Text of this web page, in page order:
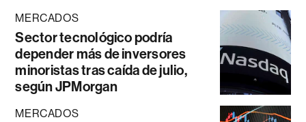
MERCADOS
Sector tecnológico podría
depender más de inversores
minoristas tras caída de julio,
según JPMorgan
MERCADOS